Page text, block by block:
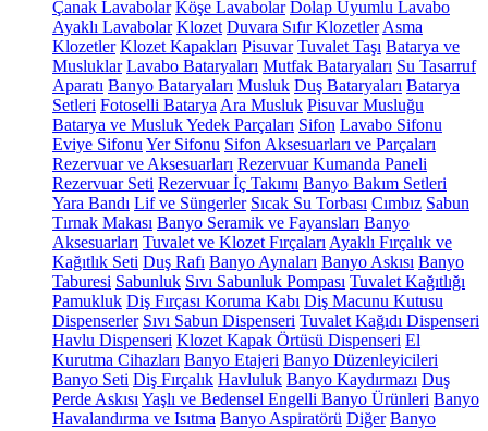
Çanak Lavabolar Köşe Lavabolar Dolap Uyumlu Lavabo
Ayaklı Lavabolar Klozet Duvara Sıfır Klozetler Asma
Klozetler Klozet Kapakları Pisuvar Tuvalet Taşı Batarya ve
Musluklar Lavabo Bataryaları Mutfak Bataryaları Su Tasarruf
Aparatı Banyo Bataryaları Musluk Duş Bataryaları Batarya
Setleri Fotoselli Batarya Ara Musluk Pisuvar Musluğu
Batarya ve Musluk Yedek Parçaları Sifon Lavabo Sifonu
Eviye Sifonu Yer Sifonu Sifon Aksesuarları ve Parçaları
Rezervuar ve Aksesuarları Rezervuar Kumanda Paneli
Rezervuar Seti Rezervuar İç Takımı Banyo Bakım Setleri
Yara Bandı Lif ve Süngerler Sıcak Su Torbası Cımbız Sabun
Tırnak Makası Banyo Seramik ve Fayansları Banyo
Aksesuarları Tuvalet ve Klozet Fırçaları Ayaklı Fırçalık ve
Kağıtlık Seti Duş Rafı Banyo Aynaları Banyo Askısı Banyo
Taburesi Sabunluk Sıvı Sabunluk Pompası Tuvalet Kağıtlığı
Pamukluk Diş Fırçası Koruma Kabı Diş Macunu Kutusu
Dispenserler Sıvı Sabun Dispenseri Tuvalet Kağıdı Dispenseri
Havlu Dispenseri Klozet Kapak Örtüsü Dispenseri El
Kurutma Cihazları Banyo Etajeri Banyo Düzenleyicileri
Banyo Seti Diş Fırçalık Havluluk Banyo Kaydırmazı Duş
Perde Askısı Yaşlı ve Bedensel Engelli Banyo Ürünleri Banyo
Havalandırma ve Isıtma Banyo Aspiratörü Diğer Banyo